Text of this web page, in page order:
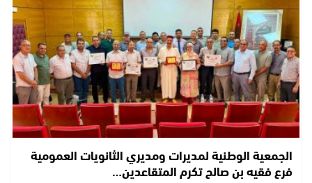
الجمعية الوطنية لمديرات ومديري الثانويات العمومية
فرع فقيه بن صالح تكرم المتقاعدين…